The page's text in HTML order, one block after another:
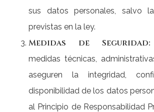
sus datos personales, salvo
previstas en la ley.
Medidas de
medidas técnicas,
aseguren la integridad,
disponibilidad de los datos
al Principio de Responsabilidad